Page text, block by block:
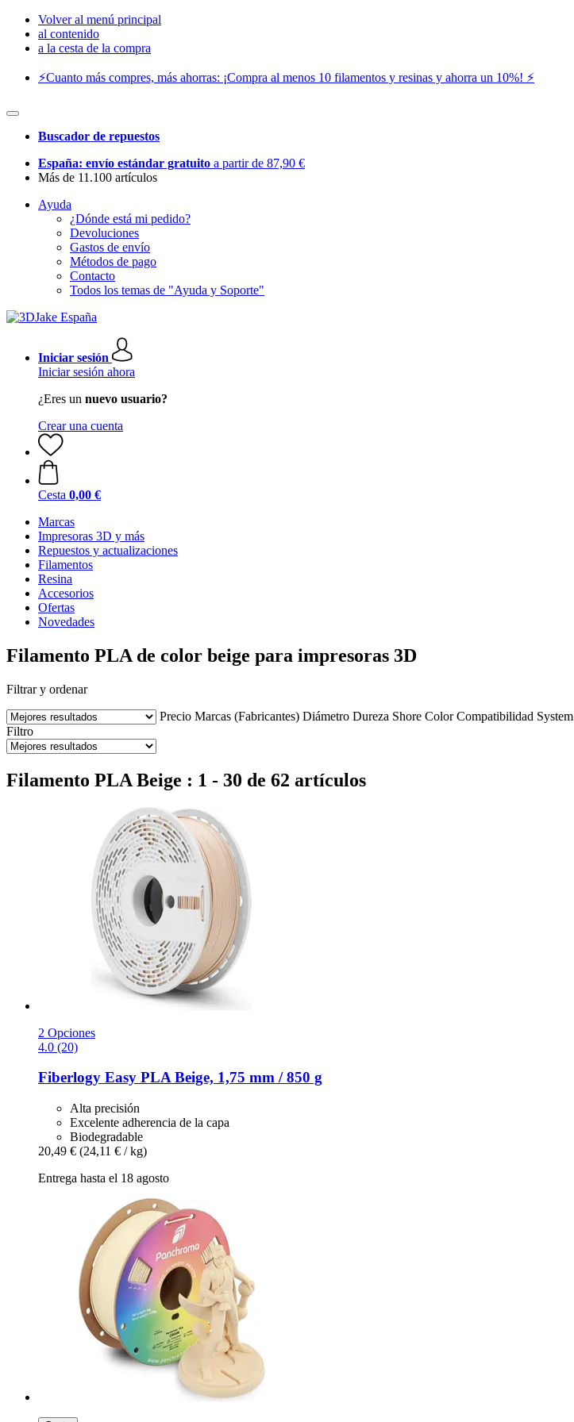
Volver al menú principal
al contenido
a la cesta de la compra
⚡️Cuanto más compres, más ahorras: ¡Compra al menos 10 filamentos y resinas y ahorra un 10%! ⚡️
Buscador de repuestos
España: envío estándar gratuito a partir de 87,90 €
Más de 11.100 artículos
Ayuda
¿Dónde está mi pedido?
Devoluciones
Gastos de envío
Métodos de pago
Contacto
Todos los temas de "Ayuda y Soporte"
Iniciar sesión
Iniciar sesión ahora
¿Eres un nuevo usuario?
Crear una cuenta
Cesta 0,00 €
Marcas
Impresoras 3D y más
Repuestos y actualizaciones
Filamentos
Resina
Accesorios
Ofertas
Novedades
Filamento PLA de color beige para impresoras 3D
Filtrar y ordenar
Precio Marcas (Fabricantes) Diámetro Dureza Shore Color Compatibilidad System
Filtro
Filamento PLA Beige : 1 - 30 de 62 artículos
2 Opciones
4.0 (20)
Fiberlogy Easy PLA Beige, 1,75 mm / 850 g
Alta precisión
Excelente adherencia de la capa
Biodegradable
20,49 € (24,11 € / kg)
Entrega hasta el 18 agosto